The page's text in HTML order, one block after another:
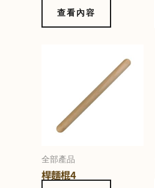
查看內容
全部產品
桿麵棍4